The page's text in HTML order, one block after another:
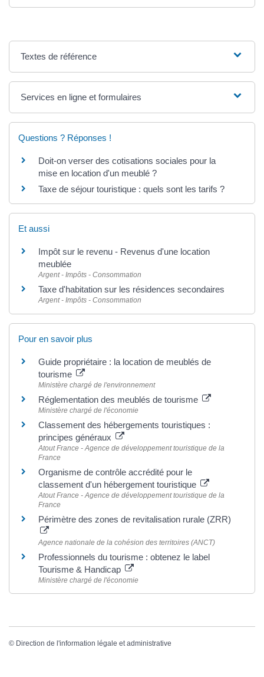
Textes de référence
Services en ligne et formulaires
Questions ? Réponses !
Doit-on verser des cotisations sociales pour la
mise en location d'un meublé ?
Taxe de séjour touristique : quels sont les tarifs ?
Et aussi
Impôt sur le revenu - Revenus d'une location
meublée
Argent - Impôts - Consommation
Taxe d'habitation sur les résidences secondaires
Argent - Impôts - Consommation
Pour en savoir plus
Guide propriétaire : la location de meublés de
tourisme
Ministère chargé de l'environnement
Réglementation des meublés de tourisme
Ministère chargé de l'économie
Classement des hébergements touristiques :
principes généraux
Atout France - Agence de développement touristique de la
France
Organisme de contrôle accrédité pour le
classement d'un hébergement touristique
Atout France - Agence de développement touristique de la
France
Périmètre des zones de revitalisation rurale (ZRR)
Agence nationale de la cohésion des territoires (ANCT)
Professionnels du tourisme : obtenez le label
Tourisme & Handicap
Ministère chargé de l'économie
© Direction de l'information légale et administrative